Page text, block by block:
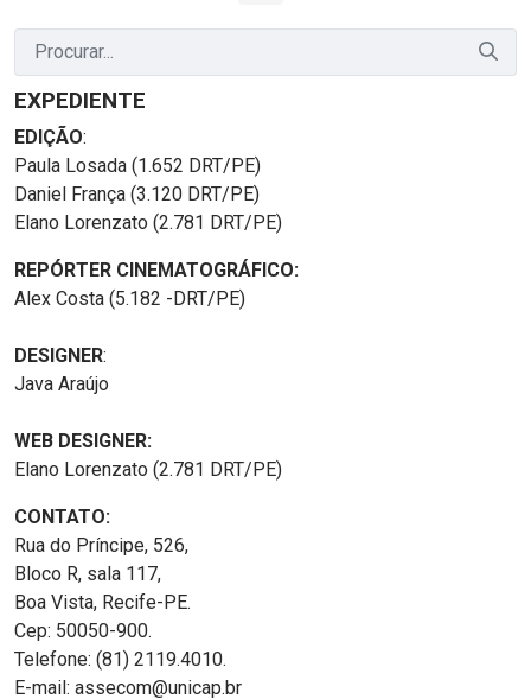
EXPEDIENTE
EDIÇÃO:
Paula Losada (1.652 DRT/PE)
Daniel França (3.120 DRT/PE)
Elano Lorenzato (2.781 DRT/PE)
REPÓRTER CINEMATOGRÁFICO:
Alex Costa (5.182 -DRT/PE)
DESIGNER:
Java Araújo
WEB DESIGNER:
Elano Lorenzato (2.781 DRT/PE)
CONTATO:
Rua do Príncipe, 526,
Bloco R, sala 117,
Boa Vista, Recife-PE.
Cep: 50050-900.
Telefone: (81) 2119.4010.
E-mail: assecom@unicap.br